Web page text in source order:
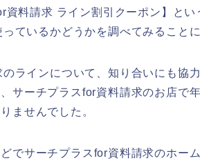
料請求 ライン割引クーポン】とい
ているかどうかを調べてみること
ラインについて、知り合いにも協
サーチプラスfor資料請求のお店で
ませんでした。
でサーチプラスfor資料請求のホー